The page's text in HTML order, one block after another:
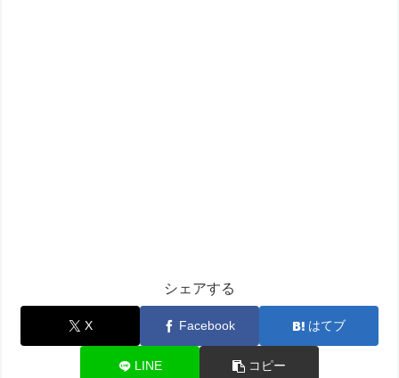
シェアする
X Facebook はてブ
LINE コピー